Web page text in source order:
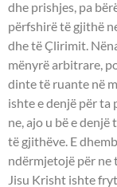
dhe prishjes, pa
përfshirë të gjithë
dhe të Çlirimit.
mënyrë arbitrare,
dinte të ruante në
ishte e denjë për ta
ne, ajo u bë e
të gjithëve. E
ndërmjetojë për ne
Jisu Krisht ishte